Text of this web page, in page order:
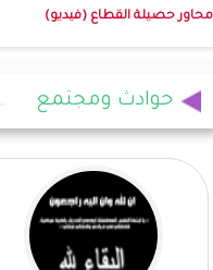
محاور حصيلة القطاع (فيديو)
حوادث ومجتمع